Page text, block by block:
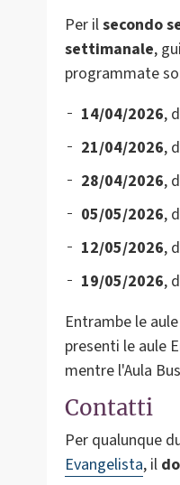
Per ilsecondo
settimanale,
programmate
14/04/2026,
21/04/2026,
28/04/2026,
05/05/2026,
12/05/2026,
19/05/2026,
Entrambe le
presenti le aule
mentre l'Aula
Contatti
Per qualunque
Evangelista, il